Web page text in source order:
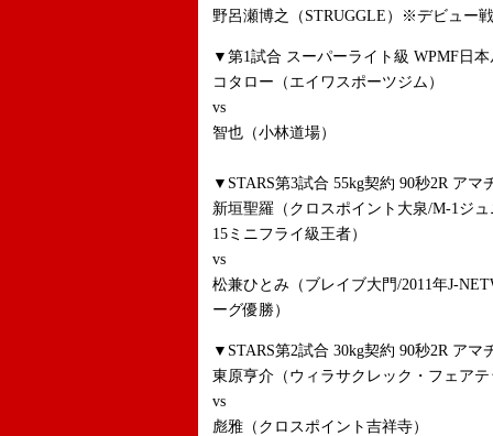
野呂瀬博之（STRUGGLE）※デビュー戦
▼第1試合 スーパーライト級 WPMF日
コタロー（エイワスポーツジム）
vs
智也（小林道場）
▼STARS第3試合 55kg契約 90秒2R アマ
新垣聖羅（クロスポイント大泉/M-1ジ
15ミニフライ級王者）
vs
松兼ひとみ（ブレイブ大門/2011年J-
ーグ優勝）
▼STARS第2試合 30kg契約 90秒2R アマ
東原亨介（ウィラサクレック・フェア
vs
彪雅（クロスポイント吉祥寺）